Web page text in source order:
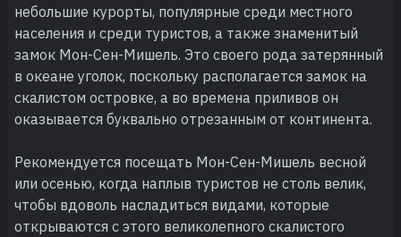
небольшие курорты, популярные среди местного
населения и среди туристов, а также знаменитый
замок Мон-Сен-Мишель. Это своего рода затерянный
в океане уголок, поскольку располагается замок на
скалистом островке, а во времена приливов он
оказывается буквально отрезанным от континента.
Рекомендуется посещать Мон-Сен-Мишель весной
или осенью, когда наплыв туристов не столь велик,
чтобы вдоволь насладиться видами, которые
открываются с этого великолепного скалистого